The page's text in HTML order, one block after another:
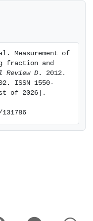
Measurement of
fraction and
Review D. 2012.
ISSN 1550-
of 2026].